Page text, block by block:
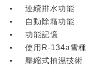
•
連續排水功能
•
自動除霜功能
•
功能記憶
•
使用R-134a雪種
•
壓縮式抽濕技術